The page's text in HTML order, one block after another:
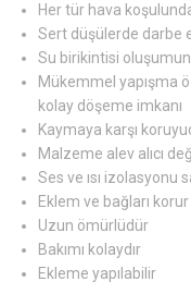
Her tür hava
Sert düşülerde darbe
Su birikintisi
Mükemmel yapışma
kolay döşeme imkanı
Kaymaya karşı
Malzeme alev alıcı
Ses ve ısı izolasyonu
Eklem ve bağları korur
Uzun ömürlüdür
Bakımı kolaydır
Ekleme yapılabilir